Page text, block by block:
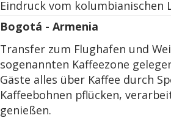
Eindruck vom kolumbianischen
Bogotá - Armenia
Transfer zum Flughafen und
sogenannten Kaffeezone
Gäste alles über Kaffee durch
Kaffeebohnen pflücken,
genießen.